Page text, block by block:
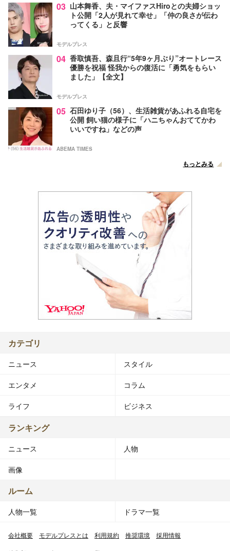
03 山本舞香、夫・マイファスHiroとの夫婦ショッ
ト公開「2人が見れて幸せ」「仲の良さが伝わ
ってくる」と反響
モデルプレス
04 香取慎吾、森且行“5年9ヶ月ぶり”オートレース
優勝を祝福 怪我からの復活に「勇気をもらい
ました」【全文】
モデルプレス
05 石田ゆり子（56）、生活雑貨があふれる自宅を
公開 飼い猫の様子に「ハニちゃんおててかわ
いいですね」などの声
ABEMA TIMES
もっとみる
カテゴリ
ニュース スタイル
エンタメ コラム
ライフ ビジネス
ランキング
ニュース 人物
画像
ルーム
人物一覧 ドラマ一覧
会社概要 モデルプレスとは 利用規約 推奨環境 採用情報